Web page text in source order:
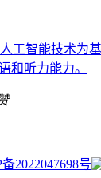
工智能技术为
和听力能力。
2022047698号